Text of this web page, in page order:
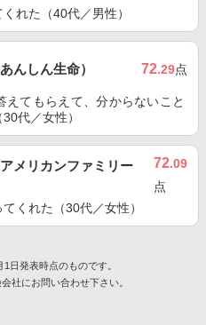
れた（40代／男性）
んしん生命） 72.29点
てもらえて、分からないこと
代／女性）
メリカンファミリー
72.09
点
くれた（30代／女性）
日発表時点のものです。
社にお問い合わせ下さい。